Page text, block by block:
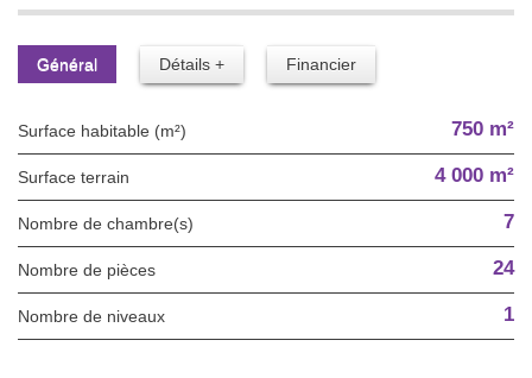
Général Détails + Financier
Surface habitable (m²) 750 m²
surface terrain 4 000 m²
Nombre de chambre(s) 7
Nombre de pièces 24
Nombre de niveaux 1